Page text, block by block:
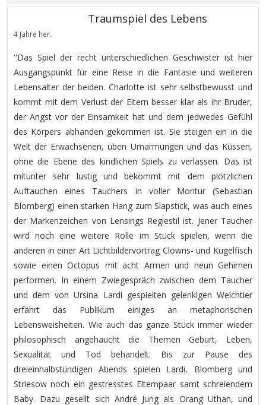
Traumspiel des Lebens
4 Jahre her.
''Das Spiel der recht unterschiedlichen Geschwister ist hier
Ausgangspunkt für eine Reise in die Fantasie und weiteren
Lebensalter der beiden. Charlotte ist sehr selbstbewusst und
kommt mit dem Verlust der Eltern besser klar als ihr Bruder,
der Angst vor der Einsamkeit hat und dem jedwedes Gefühl
des Körpers abhanden gekommen ist. Sie steigen ein in die
Welt der Erwachsenen, üben Umarmungen und das Küssen,
ohne die Ebene des kindlichen Spiels zu verlassen. Das ist
mitunter sehr lustig und bekommt mit dem plötzlichen
Auftauchen eines Tauchers in voller Montur (Sebastian
Blomberg) einen starken Hang zum Slapstick, was auch eines
der Markenzeichen von Lensings Regiestil ist. Jener Taucher
wird noch eine weitere Rolle im Stück spielen, wenn die
anderen in einer Art Lichtbildervortrag Clowns- und Kugelfisch
sowie einen Octopus mit acht Armen und neun Gehirnen
performen. In einem Zwiegespräch zwischen dem Taucher
und dem von Ursina Lardi gespielten gelenkigen Weichtier
erfährt das Publikum einiges an metaphorischen
Lebensweisheiten. Wie auch das ganze Stück immer wieder
philosophisch angehaucht die Themen Geburt, Leben,
Sexualität und Tod behandelt. Bis zur Pause des
dreieinhalbstündigen Abends spielen Lardi, Blomberg und
Striesow noch ein gestresstes Elternpaar samt schreiendem
Baby. Dazu gesellt sich André Jung als Orang Uthan, und